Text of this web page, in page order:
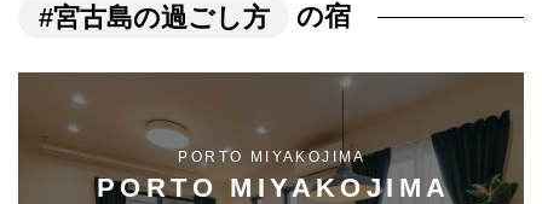
#宮古島の過ごし方 の宿
PORTO MIYAKOJIMA
PORTO MIYAKOJIMA